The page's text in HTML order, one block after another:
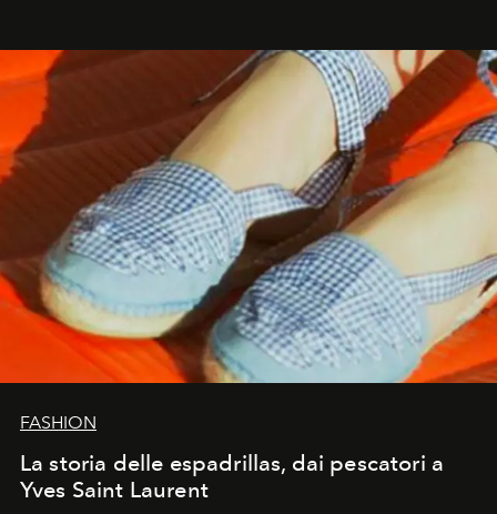
FASHION
La storia delle espadrillas, dai pescatori a
Yves Saint Laurent